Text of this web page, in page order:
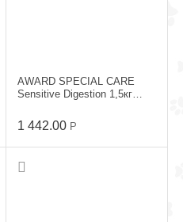
AWARD SPECIAL CARE
Sensitive Digestion 1,5кг
Уткой
1 442.00 Р